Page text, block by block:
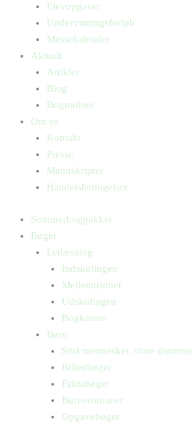
Elevopgaver
Undervisningsforløb
Messekalender
Aktuelt
Artikler
Blog
Bogtrailere
Om os
Kontakt
Presse
Manuskripter
Handelsbetingelser
Sommerbogpakker
Bøger
Letlæsning
Indskolingen
Mellemtrinnet
Udskolingen
Bogkasser
Børn
Små mennesker, store drømme
Billedbøger
Faktabøger
Børneromaner
Opgavebøger